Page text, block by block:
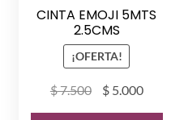
CINTA EMOJI 5MTS
2.5CMS
¡OFERTA!
$7.500
El
precio
$5.000El
precio